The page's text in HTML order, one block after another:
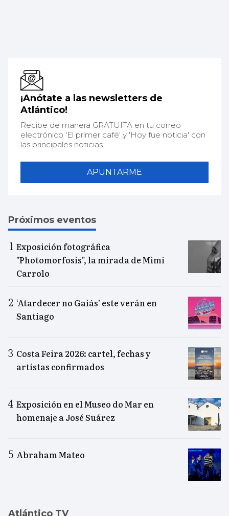
¡Anótate a las newsletters de
Atlántico!
Recibe de manera GRATUITA en tu correo
electrónico 'El primer café' y 'Hoy fue noticia' con
las principales noticias.
APUNTARME
Próximos eventos
Exposición fotográfica
"Photomorfosis", la mirada de Mimi
Carrolo
‘Atardecer no Gaiás’ este verán en
Santiago
Costa Feira 2026: cartel, fechas y
artistas confirmados
Exposición en el Museo do Mar en
homenaje a José Suárez
Abraham Mateo
Atlántico TV